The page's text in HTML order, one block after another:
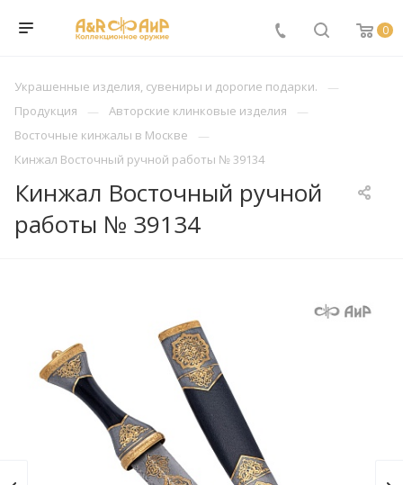
0
Украшенные изделия, сувениры и дорогие подарки.
Продукция
Авторские клинковые изделия
Восточные кинжалы в Москве
Кинжал Восточный ручной работы № 39134
Кинжал Восточный ручной
работы № 39134